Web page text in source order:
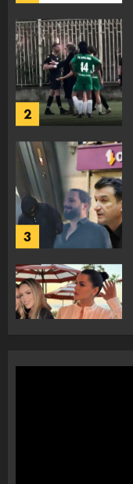
2
3
4